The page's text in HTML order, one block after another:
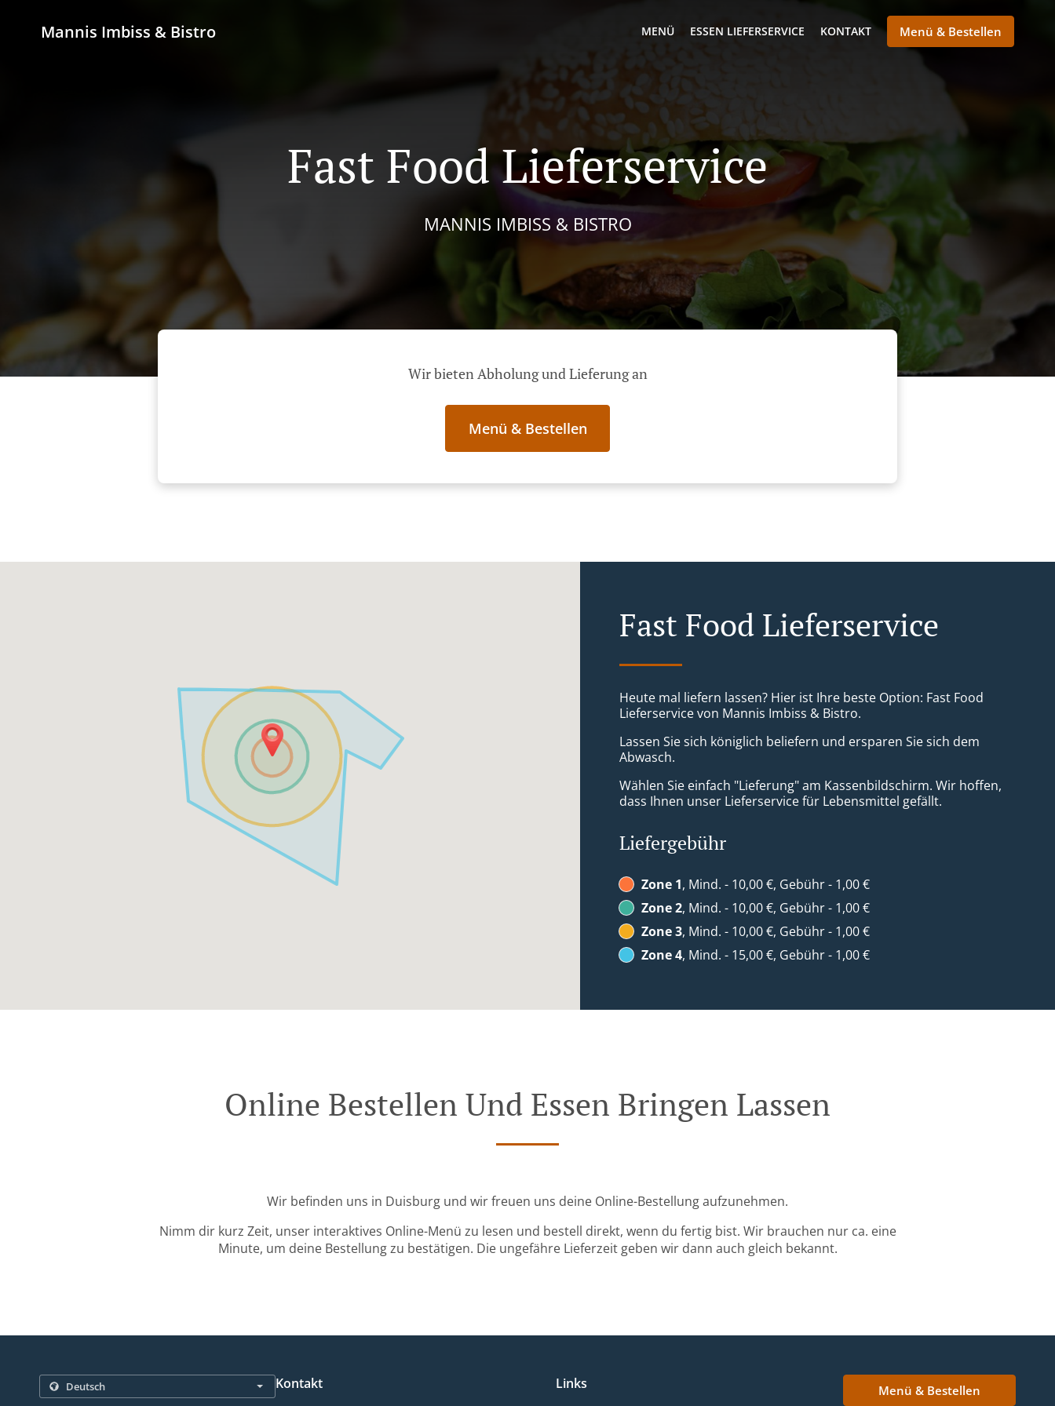
Mannis Imbiss & Bistro MENÜ ESSEN LIEFERSERVICE KONTAKT Menü & Bestellen
Fast Food Lieferservice
MANNIS IMBISS & BISTRO
Wir bieten Abholung und Lieferung an
Menü & Bestellen
Fast Food Lieferservice
Heute mal liefern lassen? Hier ist Ihre beste Option: Fast Food
Lieferservice von Mannis Imbiss & Bistro.
Lassen Sie sich königlich beliefern und ersparen Sie sich dem
Abwasch.
Wählen Sie einfach "Lieferung" am Kassenbildschirm. Wir hoffen,
dass Ihnen unser Lieferservice für Lebensmittel gefällt.
Liefergebühr
Zone 1, Mind. - 10,00 €, Gebühr - 1,00 €
Zone 2, Mind. - 10,00 €, Gebühr - 1,00 €
Zone 3, Mind. - 10,00 €, Gebühr - 1,00 €
Zone 4, Mind. - 15,00 €, Gebühr - 1,00 €
Online Bestellen Und Essen Bringen Lassen
Wir befinden uns in Duisburg und wir freuen uns deine Online-Bestellung aufzunehmen.
Nimm dir kurz Zeit, unser interaktives Online-Menü zu lesen und bestell direkt, wenn du fertig bist. Wir brauchen nur ca. eine
Minute, um deine Bestellung zu bestätigen. Die ungefähre Lieferzeit geben wir dann auch gleich bekannt.
Kontakt Links Menü & Bestellen